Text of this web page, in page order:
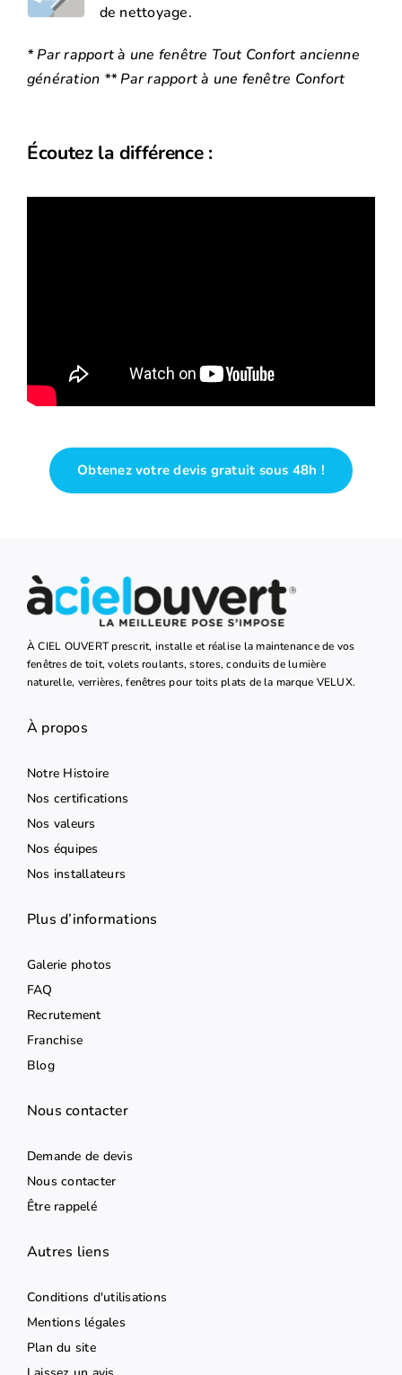
de nettoyage.
* Par rapport à une fenêtre Tout Confort ancienne
génération ** Par rapport à une fenêtre Confort
Écoutez la différence :
Obtenez votre devis gratuit sous 48h !
À CIEL OUVERT prescrit, installe et réalise la maintenance de vos
fenêtres de toit, volets roulants, stores, conduits de lumière
naturelle, verrières, fenêtres pour toits plats de la marque VELUX.
À propos
Notre Histoire
Nos certifications
Nos valeurs
Nos équipes
Nos installateurs
Plus d’informations
Galerie photos
FAQ
Recrutement
Franchise
Blog
Nous contacter
Demande de devis
Nous contacter
Être rappelé
Autres liens
Conditions d'utilisations
Mentions légales
Plan du site